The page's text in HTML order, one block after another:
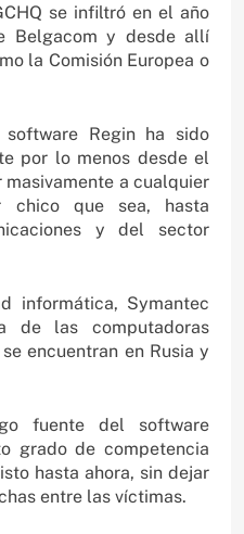
se infiltró en el año
Belgacom y desde allí
la Comisión Europea o
Regin ha sido
por lo menos desde el
a cualquier
chico que sea, hasta
y del sector
informática, Symantec
de las computadoras
encuentran en Rusia y
fuente del software
grado de competencia
hasta ahora, sin dejar
entre las víctimas.